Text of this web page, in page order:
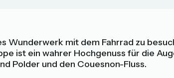
Wunderwerk mit dem Fahrrad zu
ist ein wahrer Hochgenuss für die
Polder und den Couesnon-Fluss.